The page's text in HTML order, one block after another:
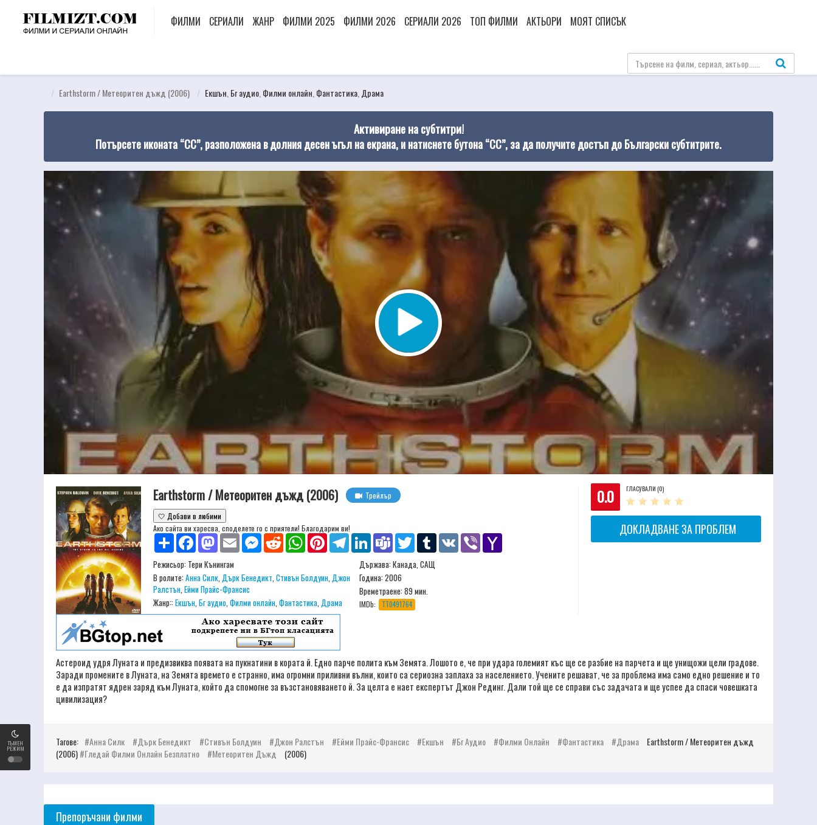
ТЪМЕН
РЕЖИМ
ФИЛМИ СЕРИАЛИ ЖАНР ФИЛМИ 2025 ФИЛМИ 2026 СЕРИАЛИ 2026 ТОП ФИЛМИ АКТЬОРИ МОЯТ СПИСЪК
Earthstorm / Метеоритен дъжд (2006) Екшън Бг аудио Филми онлайн Фантастика Драма
Активиране на субтитри!
Потърсете иконата “CC”, разположена в долния десен ъгъл на екрана, и натиснете бутона “CC”, за да получите достъп до Български субтитрите.
0.0 ГЛАСУВАЛИ (0)
ДОКЛАДВАНЕ ЗА ПРОБЛЕМ
Earthstorm / Метеоритен дъжд (2006)
Трейлър
🤍 Добави в любими
Ако сайта ви харесва, споделете го с приятели! Благодарим ви!
Share
FacebookMastodonEmail MessengerReddit WhatsAppPinterestTelegramLinkedIn Teams Twitter Tumblr VK Viber
Режисьор: Тери Кънингам
В ролите:Анна Силк,Дърк Бенедикт,Стивън Болдуин,Джон
Ралстън,Ейми Прайс-Франсис
Жанр::Екшън,Бг аудио,Филми онлайн,Фантастика,Драма
Държава: Канада, САЩ
Година: 2006
Времетраене:89 мин.
IMDb: TT0491764
Астероид удря Луната и предизвиква появата на пукнатини в кората й. Едно парче полита към Земята. Лошото е, че при удара големият къс ще се разбие на парчета и ще унищожи цели градове.
Заради промените в Луната, на Земята времето е странно, има огромни приливни вълни, които са сериозна заплаха за населението. Учените решават, че за проблема има само едно решение и то
е да изпратят ядрен заряд към Луната, който да спомогне за възстановяването й. За целта е нает експертът Джон Рединг. Дали той ще се справи със задачата и ще успее да спаси човешката
цивилизация?
Тагове: Анна Силк Дърк Бенедикт Стивън Болдуин Джон Ралстън Ейми Прайс-Франсис Екшън Бг Аудио Филми Онлайн Фантастика Драма
Earthstorm / Метеоритен дъжд
(2006) Гледай Филми Онлайн Безплатно Метеоритен Дъжд (2006)
Препоръчани филми